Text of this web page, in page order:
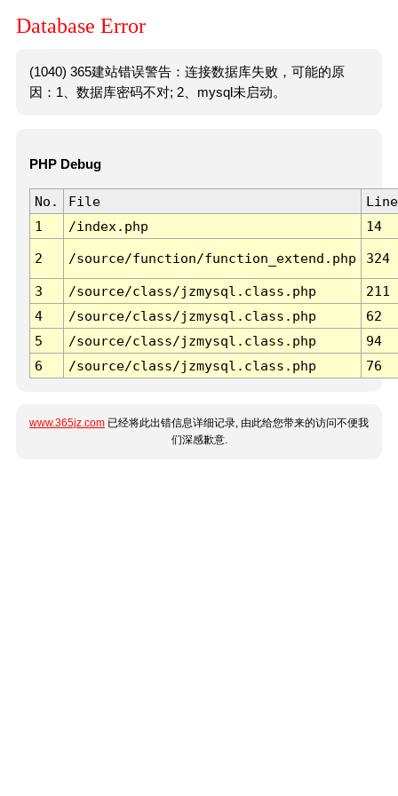
Database Error
(1040) 365建站错误警告：连接数据库失败，可能的原
因：1、数据库密码不对; 2、mysql未启动。
PHP Debug
No. File
Line
1
/index.php 14
2 /source/function/function_extend.php 324
3 /source/class/jzmysql.class.php
211
4
/source/class/jzmysql.class.php
62
5
/source/class/jzmysql.class.php
94
6
/source/class/jzmysql.class.php 76
www.365jz.com 已经将此出错信息详细记录, 由此给您带来的访问不便我
们深感歉意.